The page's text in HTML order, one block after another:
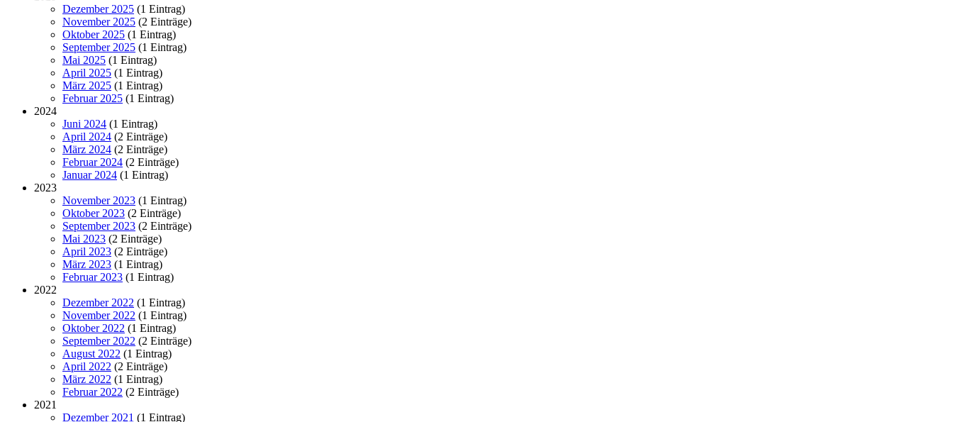
Dezember 2025 (1 Eintrag)
November 2025 (2 Einträge)
Oktober 2025 (1 Eintrag)
September 2025 (1 Eintrag)
Mai 2025 (1 Eintrag)
April 2025 (1 Eintrag)
März 2025 (1 Eintrag)
Februar 2025 (1 Eintrag)
2024
Juni 2024 (1 Eintrag)
April 2024 (2 Einträge)
März 2024 (2 Einträge)
Februar 2024 (2 Einträge)
Januar 2024 (1 Eintrag)
2023
November 2023 (1 Eintrag)
Oktober 2023 (2 Einträge)
September 2023 (2 Einträge)
Mai 2023 (2 Einträge)
April 2023 (2 Einträge)
März 2023 (1 Eintrag)
Februar 2023 (1 Eintrag)
2022
Dezember 2022 (1 Eintrag)
November 2022 (1 Eintrag)
Oktober 2022 (1 Eintrag)
September 2022 (2 Einträge)
August 2022 (1 Eintrag)
April 2022 (2 Einträge)
März 2022 (1 Eintrag)
Februar 2022 (2 Einträge)
2021
Dezember 2021 (1 Eintrag)